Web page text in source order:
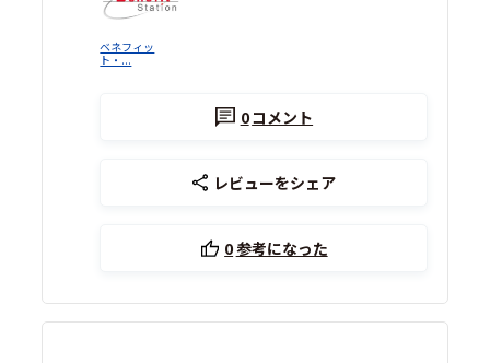
ベネフィッ
ト・...
0コメント
レビューをシェア
0参考になった